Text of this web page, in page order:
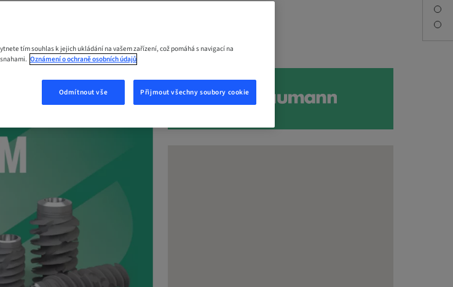
tím souhlas k jejich ukládání na vašem zařízení, což pomáhá s navigací na
Oznámení o ochraně osobních údajů
Odmítnout vše Přijmout všechny soubory cookie